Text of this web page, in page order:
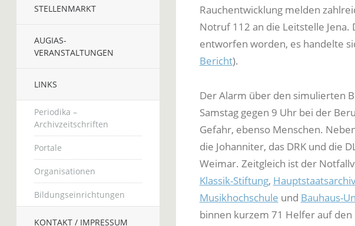
STELLENMARKT
AUGIAS-
VERANSTALTUNGEN
LINKS
Periodika –
Archivzeitschriften
Portale
Organisationen
Bildungseinrichtungen
KONTAKT / IMPRESSUM
Rauchentwicklung melden
Notruf 112 an die Leitstelle
entworfen worden, es handelte
Bericht).
Der Alarm über den simulierten
Samstag gegen 9 Uhr bei der
Gefahr, ebenso Menschen.
die Johanniter, das DRK und die
Weimar. Zeitgleich ist der
Klassik-Stiftung,
Musikhochschule und Bauhaus-
binnen kurzem 71 Helfer auf den